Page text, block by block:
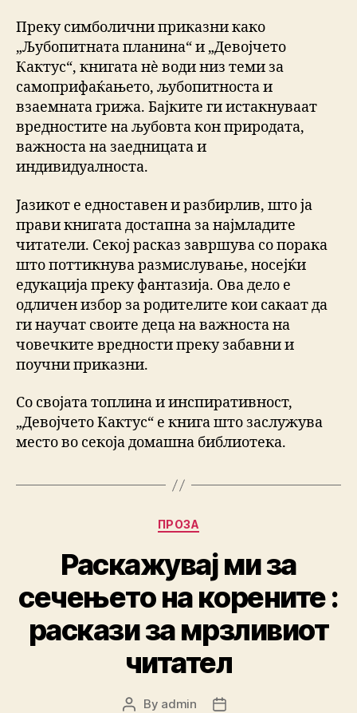
Преку симболични приказни како
„Љубопитната планина“ и „Девојчето
Кактус“, книгата нè води низ теми за
самоприфаќањето, љубопитноста и
взаемната грижа. Бајките ги истакнуваат
вредностите на љубовта кон природата,
важноста на заедницата и
индивидуалноста.
Јазикот е едноставен и разбирлив, што ја
прави книгата достапна за најмладите
читатели. Секој расказ завршува со порака
што поттикнува размислување, носејќи
едукација преку фантазија. Ова дело е
одличен избор за родителите кои сакаат да
ги научат своите деца на важноста на
човечките вредности преку забавни и
поучни приказни.
Со својата топлина и инспиративност,
„Девојчето Кактус“ е книга што заслужува
место во секоја домашна библиотека.
Categories
ПРОЗА
Раскажувај ми за
сечењето на корените :
раскази за мрзливиот
читател
Post
By admin Post